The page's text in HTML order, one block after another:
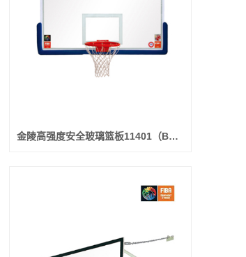
金陵高强度安全玻璃篮板11401（BGB-1B）